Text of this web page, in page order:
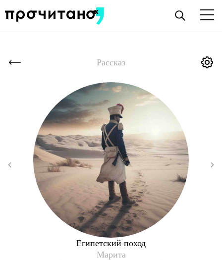
Рассказ
Египетский поход
Марита